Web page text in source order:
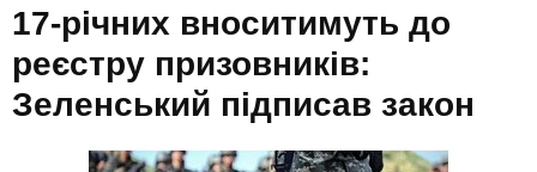
17-річних вноситимуть до
реєстру призовників:
Зеленський підписав закон